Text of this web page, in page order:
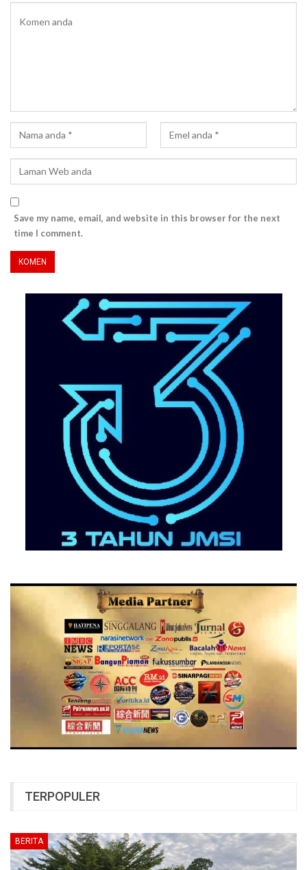
Save my name, email, and website in this browser for the next
time I comment.
TERPOPULER
BERITA